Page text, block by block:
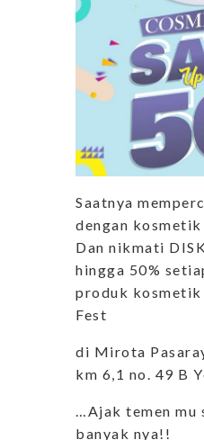
Saatnya
dengan
Dan nikmati
hingga 50%
produk kosmetik
Fest
di Mirota
km 6,1 no. 49 B
…Ajak temen mu
banyak nya!!